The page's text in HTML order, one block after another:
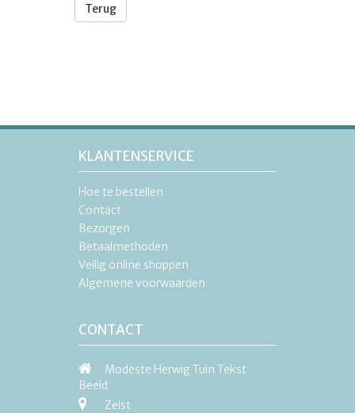
Terug
KLANTENSERVICE
Hoe te bestellen
Contact
Bezorgen
Betaalmethoden
Veilig online shoppen
Algemene voorwaarden
CONTACT
Modeste Herwig Tuin Tekst
Beeld
Zeist